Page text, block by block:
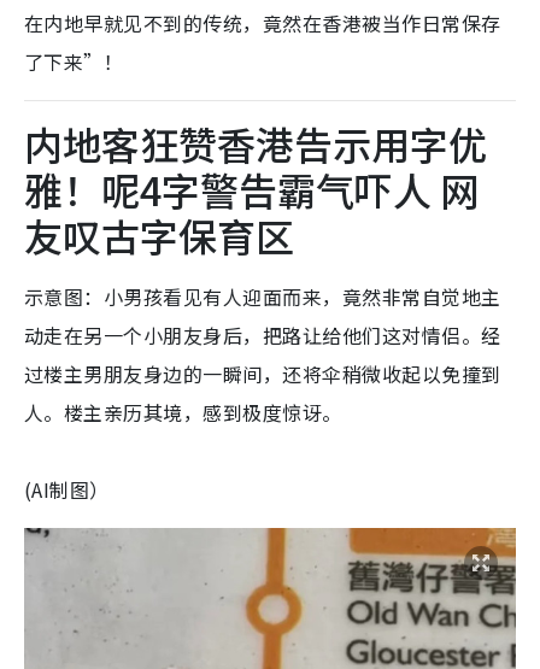
在内地早就见不到的传统，竟然在香港被当作日常保存
了下来”！
内地客狂赞香港告示用字优
雅！呢4字警告霸气吓人 网
友叹古字保育区
示意图：小男孩看见有人迎面而来，竟然非常自觉地主
动走在另一个小朋友身后，把路让给他们这对情侣。经
过楼主男朋友身边的一瞬间，还将伞稍微收起以免撞到
人。楼主亲历其境，感到极度惊讶。
(AI制图）